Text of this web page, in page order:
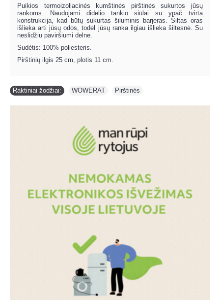
Puikios termoizoliacinės kumštinės pirštinės sukurtos jūsų
rankoms. Naudojami didelio tankio siūlai su ypač tvirta
konstrukcija, kad būtų sukurtas šiluminis barjeras. Šiltas oras
išlieka arti jūsų odos, todėl jūsų ranka ilgiau išlieka šiltesnė. Su
neslidžiu paviršiumi delne.
Sudėtis: 100% poliesteris.
Pirštinių ilgis 25 cm, plotis 11 cm.
Raktiniai žodžiai: WOWERAT Pirštinės